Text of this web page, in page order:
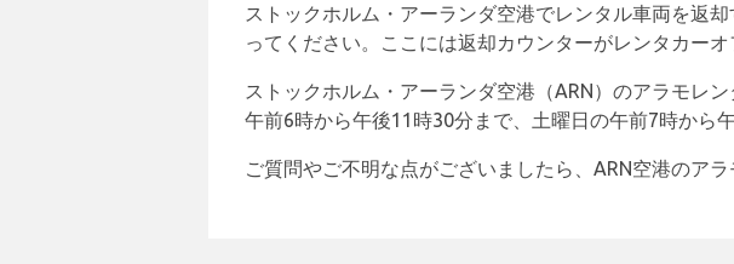
ストックホルム・アーランダ空港でレンタル車両を返
ってください。ここには返却カウンターがレンタカーオ
ストックホルム・アーランダ空港（ARN）のアラモレ
午前6時から午後11時30分まで、土曜日の午前7時から
ご質問やご不明な点がございましたら、ARN空港のア